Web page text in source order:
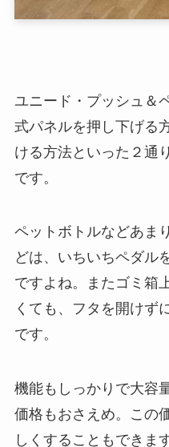
ユニード・プッシュ＆
式パネルを押し下げる
ける方法といった２通
です。
ペットボトルなどあま
どは、いちいちペダル
ですよね。またゴミ箱
くても、フタを開けず
です。
機能もしっかりで大容
価格もおさえめ。この
しくすることもできま